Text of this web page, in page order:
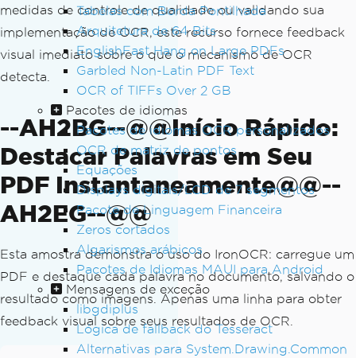
Tabelas com Borda Pontilhada
Arquitetura de 64 Bits
EnglishFast Hang on Large PDFs
Garbled Non-Latin PDF Text
OCR of TIFFs Over 2 GB
Pacotes de idiomas
Pacotes de idiomas OCR personalizados
OCR de matriz de pontos
Equações
Displays digitais/LCD de 7 segmentos
Pacote de Linguagem Financeira
Zeros cortados
Algarismos arábicos
Pacotes de Idiomas MAUI para Android
Mensagens de exceção
libgdiplus
Lógica de fallback do Tesseract
Alternativas para System.Drawing.Common
medidas de controle de qualidade ou validando sua
implementação de OCR, este recurso fornece feedback
visual imediato sobre o que o mecanismo de OCR
detecta.
--AH2BG--@@Início Rápido:
Destacar Palavras em Seu
PDF Instantaneamente@@--
AH2EG--@@
Esta amostra demonstra o uso do IronOCR: carregue um
PDF e destaque cada palavra no documento, salvando o
resultado como imagens. Apenas uma linha para obter
feedback visual sobre seus resultados de OCR.